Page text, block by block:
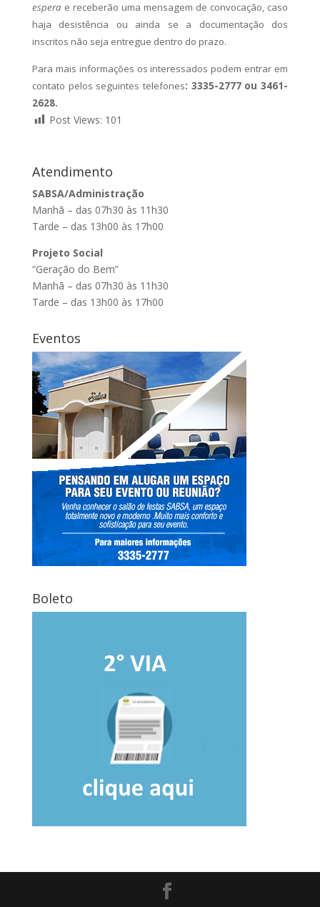
esperae receberão uma mensagem de convocação, caso
haja desistência ou ainda se a documentação dos
inscritos não seja entregue dentro do prazo.
Para mais informações os interessados podem entrar em
contato pelos seguintes telefones: 3335-2777 ou 3461-
2628.
Post Views: 101
Atendimento
SABSA/Administração
Manhã – das 07h30 às 11h30
Tarde – das 13h00 às 17h00
Projeto Social
“Geração do Bem”
Manhã – das 07h30 às 11h30
Tarde – das 13h00 às 17h00
Eventos
Boleto